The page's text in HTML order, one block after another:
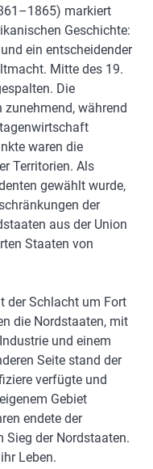
markiert
Geschichte:
ein entscheidender
Mitte des 19.
Die
während
waren die
Territorien. Als
gewählt wurde,
der
aus der Union
Staaten von
der Schlacht um Fort
die Nordstaaten, mit
und einem
Seite stand der
verfügte und
Gebiet
endete der
Sieg der Nordstaaten.
Leben.